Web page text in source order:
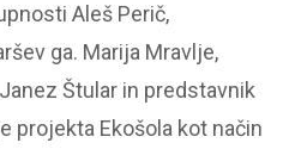
Aleš Perič,
ga. Marija Mravlje,
Štular in predstavnik
projekta Ekošola kot način